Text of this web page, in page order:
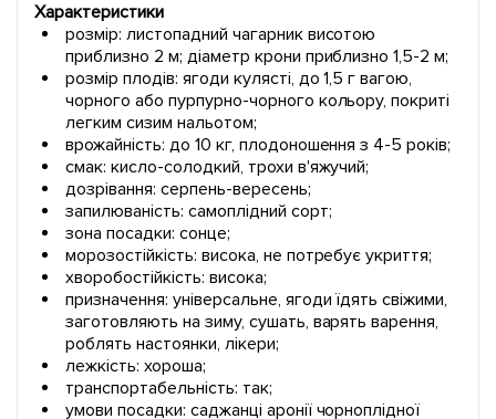
Характеристики
розмір: листопадний чагарник висотою
приблизно 2 м; діаметр крони приблизно 1,5-2 м;
розмір плодів: ягоди кулясті, до 1,5 г вагою,
чорного або пурпурно-чорного кольору, покриті
легким сизим нальотом;
врожайність: до 10 кг, плодоношення з 4-5 років;
смак: кисло-солодкий, трохи в'яжучий;
дозрівання: серпень-вересень;
запилюваність: самоплідний сорт;
зона посадки: сонце;
морозостійкість: висока, не потребує укриття;
хворобостійкість: висока;
призначення: універсальне, ягоди їдять свіжими,
заготовляють на зиму, сушать, варять варення,
роблять настоянки, лікери;
лежкість: хороша;
транспортабельність: так;
умови посадки: саджанці аронії чорноплідної